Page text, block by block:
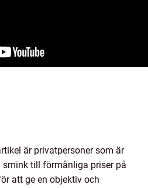
är privatpersoner som är
smink till förmånliga priser på
att ge en objektiv och